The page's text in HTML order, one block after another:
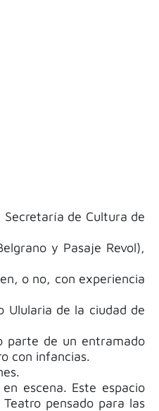
de Cultura de
y Pasaje Revol),
o no, con experiencia
Ulularia de la ciudad de
parte de un entramado
con infancias.
escena. Este espacio
pensado para las